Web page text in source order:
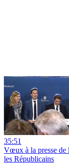
35:51
Vœux à la presse de
les Républicains